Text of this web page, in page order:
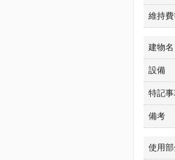
維持
建物
設備
特記
備考
使用